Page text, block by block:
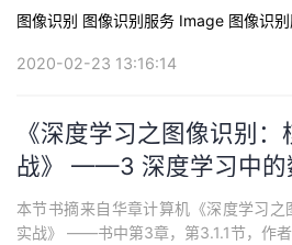
图像识别 图像识别服务 Image 图像识
2020-02-23 13:16:14
《深度学习之图像识别
战》 ——3 深度学习
本节书摘来自华章计算机《深度学习之
实战》 ——书中第3章，第3.1.1节，作